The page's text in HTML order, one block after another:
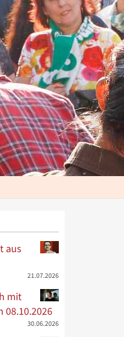
aus
21.07.2026
mit
08.10.2026
30.06.2026